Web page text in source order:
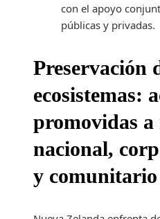
con el apoyo
públicas y privadas.
Preservación
ecosistemas:
promovidas a
nacional,
y comunitario